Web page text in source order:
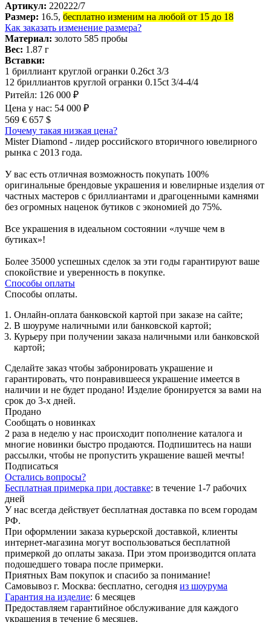
Артикул: 220222/7
Размер: 16.5, бесплатно изменим на любой от 15 до 18
Как заказать изменение размера?
Материал: золото 585 пробы
Вес: 1.87 г
Вставки:
1 бриллиант круглой огранки 0.26ct 3/3
12 бриллиантов круглой огранки 0.15ct 3/4-4/4
Ритейл: 126 000 ₽
Цена у нас: 54 000 ₽
569 € 657 $
Почему такая низкая цена?
Mister Diamond - лидер российского вторичного ювелирного
рынка с 2013 года.
У вас есть отличная возможность покупать 100%
оригинальные брендовые украшения и ювелирные изделия от
частных мастеров с бриллиантами и драгоценными камнями
без огромных наценок бутиков с экономией до 75%.
Все украшения в идеальном состоянии «лучше чем в
бутиках»!
Более 35000 успешных сделок за эти годы гарантируют ваше
спокойствие и уверенность в покупке.
Способы оплаты
Способы оплаты.
Онлайн-оплата банковской картой при заказе на сайте;
В шоуруме наличными или банковской картой;
Курьеру при получении заказа наличными или банковской
картой;
Сделайте заказ чтобы забронировать украшение и
гарантировать, что понравившееся украшение имеется в
наличии и не будет продано! Изделие бронируется за вами на
срок до 3-х дней.
Продано
Сообщать о новинках
2 раза в неделю у нас происходит пополнение каталога и
многие новинки быстро продаются. Подпишитесь на наши
рассылки, чтобы не пропустить украшение вашей мечты!
Подписаться
Остались вопросы?
Бесплатная примерка при доставке: в течение 1-7 рабочих
дней
У нас всегда действует бесплатная доставка по всем городам
РФ.
При оформлении заказа курьерской доставкой, клиенты
интернет-магазина могут воспользоваться бесплатной
примеркой до оплаты заказа. При этом производится оплата
подошедшего товара после примерки.
Приятных Вам покупок и спасибо за понимание!
Самовывоз г. Москва: бесплатно, сегодня из шоурума
Гарантия на изделие: 6 месяцев
Предоставляем гарантийное обслуживание для каждого
украшения в течение 6 месяцев.